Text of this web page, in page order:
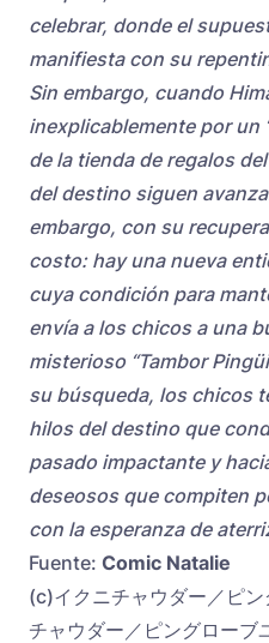
celebrar, donde el
manifiesta con su
Sin embargo, cuando
inexplicablemente por un
de la tienda de regalos
del destino siguen
embargo, con su
costo: hay una nueva
cuya condición para
envía a los chicos a una
misterioso “Tambor
su búsqueda, los chicos
hilos del destino que
pasado impactante y
deseosos que compiten
con la esperanza de
Fuente: Comic Natalie
(c)イクニチャウダー／ピ
チャウダー／ピングローブ